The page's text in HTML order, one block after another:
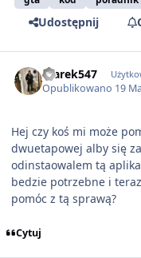
Udostępnij
czarek547
Opublikowano 19
Hej czy koś mi może
dwuetapowej alby się
odinstaowalem tą
bedzie potrzebne i
pomóc z tą sprawą?
Cytuj